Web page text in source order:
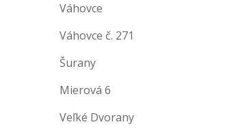
Váhovce
Váhovce č. 271
Šurany
Mierová 6
Veľké Dvorany